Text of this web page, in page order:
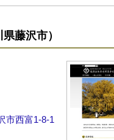
藤沢市）
市西富1-8-1